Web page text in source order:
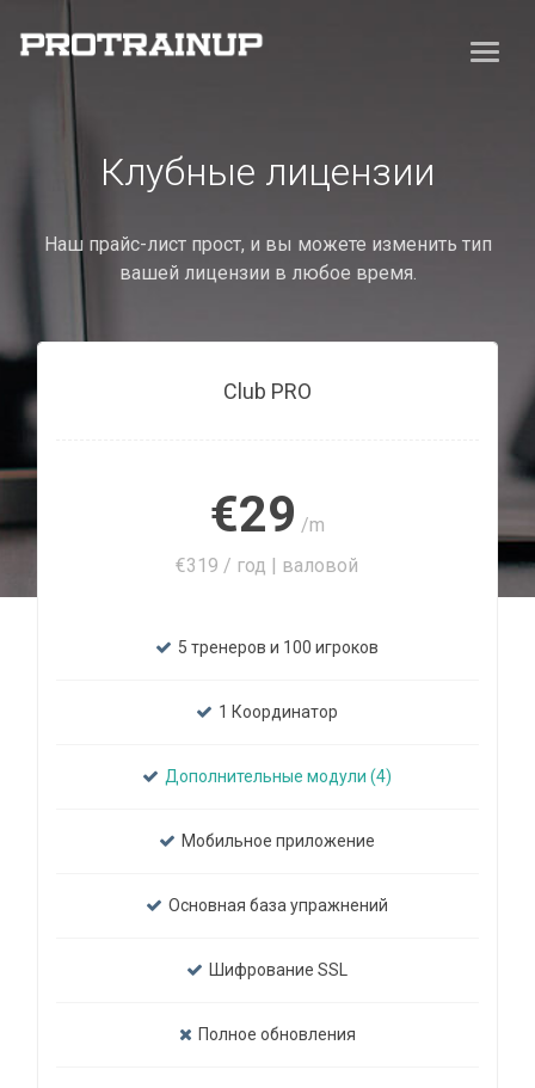
Клубные лицензии
Наш прайс-лист прост, и вы можете изменить тип
вашей лицензии в любое время.
Club PRO
€29 /m
€319 / год | валовой
5 тренеров и 100 игроков
1 Координатор
Дополнительные модули (4)
Мобильное приложение
Основная база упражнений
Шифрование SSL
Полное обновления